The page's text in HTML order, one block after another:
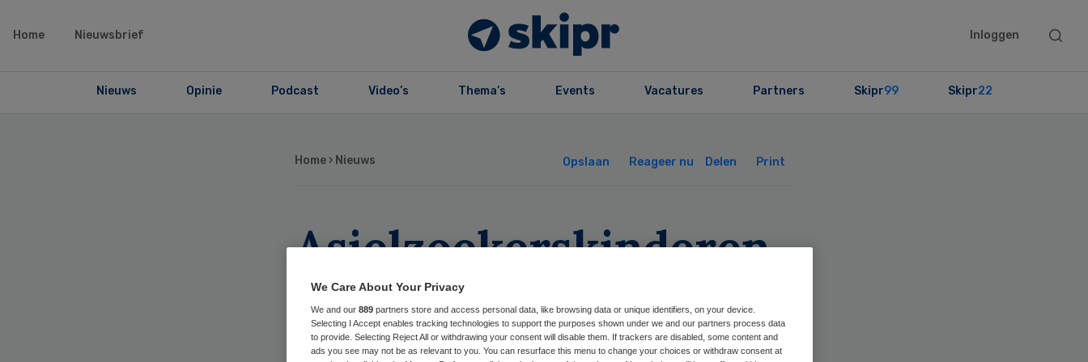
Home Nieuwsbrief Inloggen
Search
Nieuws Opinie Podcast Video’s Thema’s Events Vacatures Partners Skipr99 Skipr22
Home › Nieuws Opslaan Reageer nu Delen Print
Asielzoekerskinderen
krijgen onvoldoende
zorg
We Care About Your Privacy
We and our 889 partners store and access personal data, like browsing data or unique identifiers, on your device.
Selecting I Accept enables tracking technologies to support the purposes shown under we and our partners process data
to provide. Selecting Reject All or withdrawing your consent will disable them. If trackers are disabled, some content and
ads you see may not be as relevant to you. You can resurface this menu to change your choices or withdraw consent at